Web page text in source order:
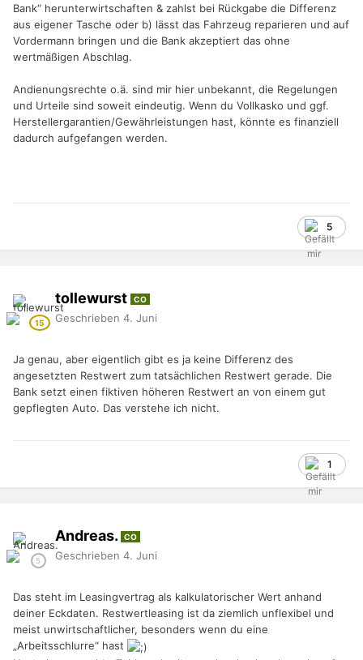
Bank“ herunterwirtschaften & zahlst bei Rückgabe die Differenz
aus eigener Tasche oder b) lässt das Fahrzeug reparieren und auf
Vordermann bringen und die Bank akzeptiert das ohne
wertmäßigen Abschlag.
Andienungsrechte o.ä. sind mir hier unbekannt, die Regelungen
und Urteile sind soweit eindeutig. Wenn du Vollkasko und ggf.
Herstellergarantien/Gewährleistungen hast, könnte es finanziell
dadurch aufgefangen werden.
5
tollewurst CO
Geschrieben 4. Juni
Ja genau, aber eigentlich gibt es ja keine Differenz des
angesetzten Restwert zum tatsächlichen Restwert gerade. Die
Bank setzt einen fiktiven höheren Restwert an von einem gut
gepflegten Auto. Das verstehe ich nicht.
1
Andreas. CO
Geschrieben 4. Juni
Das steht im Leasingvertrag als kalkulatorischer Wert anhand
deiner Eckdaten. Restwertleasing ist da ziemlich unflexibel und
meist unwirtschaftlicher, besonders wenn du eine
„Arbeitsschlurre“ hast